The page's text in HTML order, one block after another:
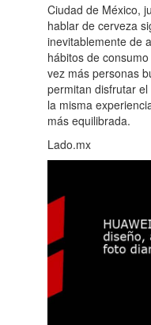
Ciudad de México,
hablar de cerveza
inevitablemente de
hábitos de
vez más personas
permitan disfrutar
la misma
más equilibrada.
Lado.mx